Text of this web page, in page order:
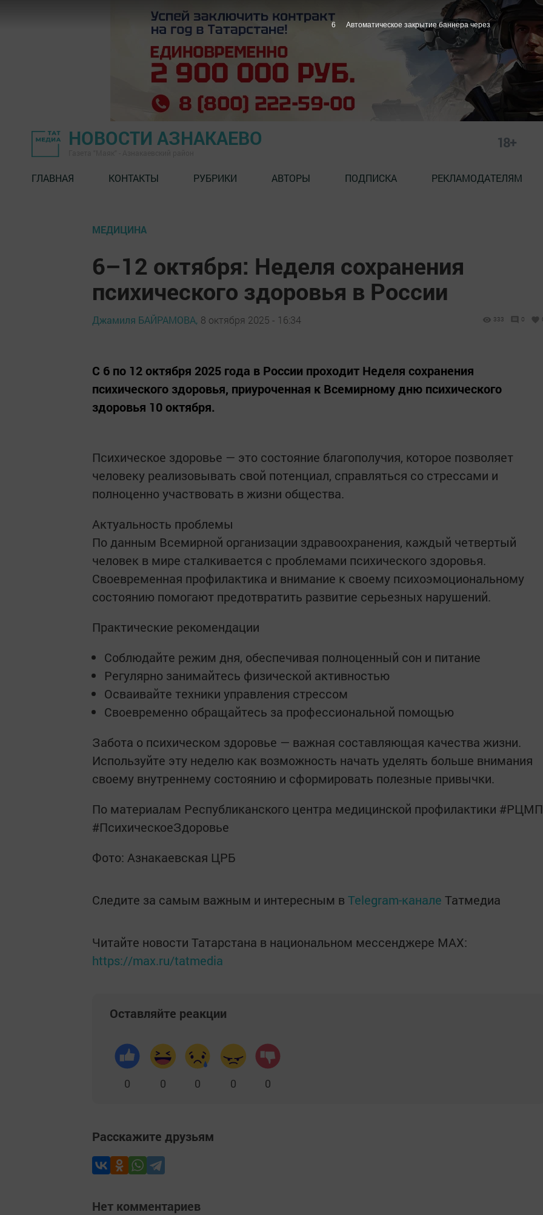
НОВОСТИ АЗНАКАЕВО 18+
ГЛАВНАЯ КОНТАКТЫ РУБРИКИ АВТОРЫ ПОДПИСКА РЕКЛАМОДАТЕЛЯМ
МЕДИЦИНА
6–12 октября: Неделя сохранения
психического здоровья в России
Джамиля БАЙРАМОВА, 8 октября 2025 - 16:34 333 0
С 6 по 12 октября 2025 года в России проходит Неделя сохранения
психического здоровья, приуроченная к Всемирному дню психического
здоровья 10 октября.
Психическое здоровье — это состояние благополучия, которое позволяет
человеку реализовывать свой потенциал, справляться со стрессами и
полноценно участвовать в жизни общества.
Актуальность проблемы
По данным Всемирной организации здравоохранения, каждый четвертый
человек в мире сталкивается с проблемами психического здоровья.
Своевременная профилактика и внимание к своему психоэмоциональному
состоянию помогают предотвратить развитие серьезных нарушений.
Практические рекомендации
Соблюдайте режим дня, обеспечивая полноценный сон и питание
Регулярно занимайтесь физической активностью
Осваивайте техники управления стрессом
Своевременно обращайтесь за профессиональной помощью
Забота о психическом здоровье — важная составляющая качества жизни.
Используйте эту неделю как возможность начать уделять больше внимания
своему внутреннему состоянию и сформировать полезные привычки.
По материалам Республиканского центра медицинской профилактики #РЦМП
#ПсихическоеЗдоровье
Фото: Азнакаевская ЦРБ
Следите за самым важным и интересным в Telegram-канале Татмедиа
Читайте новости Татарстана в национальном мессенджере MАХ:
https://max.ru/tatmedia
Оставляйте реакции
0 0 0 0 0
Расскажите друзьям
Нет комментариев
5 Автоматическое закрытие баннера через